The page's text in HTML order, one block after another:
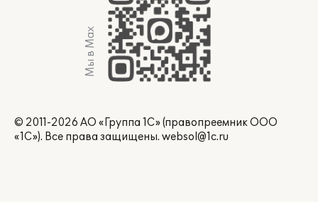
Мы в Max
© 2011-2026 АО «Группа 1С» (правопреемник ООО
«1С»). Все права защищены. websol@1c.ru